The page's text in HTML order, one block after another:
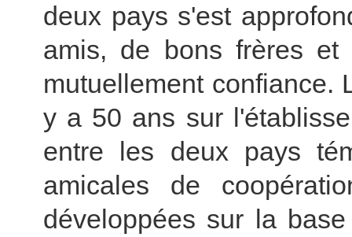
deux pays s'est
amis, de bons frères
mutuellement confiance.
y a 50 ans sur
entre les deux pays
amicales de
développées sur la